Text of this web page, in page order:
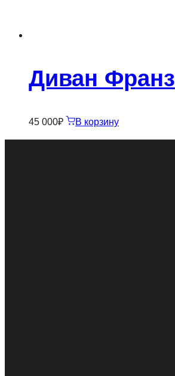
Диван Франз
45 000₽ В корзину